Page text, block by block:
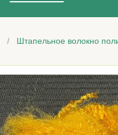
/ Штапельное волокно